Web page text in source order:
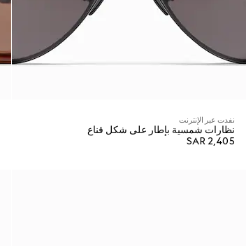
نفدت عبر الإنترنت
نظارات شمسية بإطار على شكل قناع
SAR 2,405